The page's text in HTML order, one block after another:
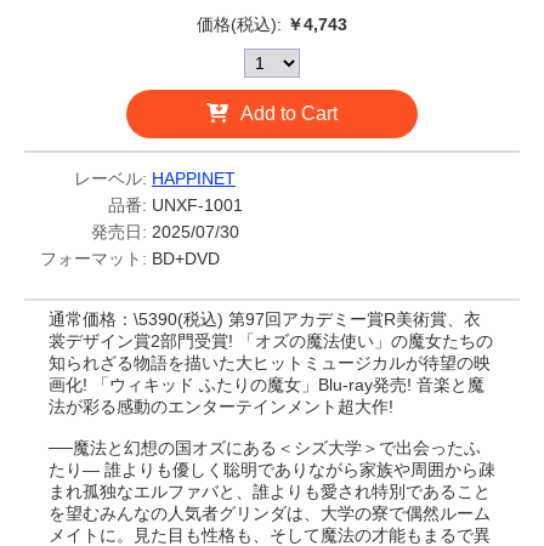
価格(税込): ￥4,743
Add to Cart
レーベル: HAPPINET
品番: UNXF-1001
発売日: 2025/07/30
フォーマット: BD+DVD
通常価格：\5390(税込) 第97回アカデミー賞R美術賞、衣
裳デザイン賞2部門受賞! 「オズの魔法使い」の魔女たちの
知られざる物語を描いた大ヒットミュージカルが待望の映
画化! 「ウィキッド ふたりの魔女」Blu-ray発売! 音楽と魔
法が彩る感動のエンターテインメント超大作!
──魔法と幻想の国オズにある＜シズ大学＞で出会ったふ
たり― 誰よりも優しく聡明でありながら家族や周囲から疎
まれ孤独なエルファバと、誰よりも愛され特別であること
を望むみんなの人気者グリンダは、大学の寮で偶然ルーム
メイトに。見た目も性格も、そして魔法の才能もまるで異